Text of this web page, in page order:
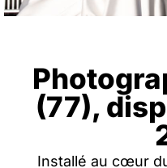
(77),
Installé au cœur